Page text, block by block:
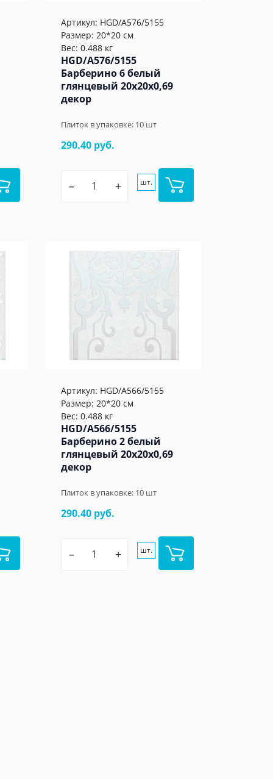
Артикул: HGD/A576/5155
Размер: 20*20 см
Вес: 0.488 кг
HGD/A576/5155
Барберино 6 белый
глянцевый 20x20x0,69
декор
Плиток в упаковке: 10 шт
290.40 руб.
– + шт.
Артикул: HGD/A566/5155
Размер: 20*20 см
Вес: 0.488 кг
HGD/A566/5155
Барберино 2 белый
глянцевый 20x20x0,69
декор
Плиток в упаковке: 10 шт
290.40 руб.
– + шт.